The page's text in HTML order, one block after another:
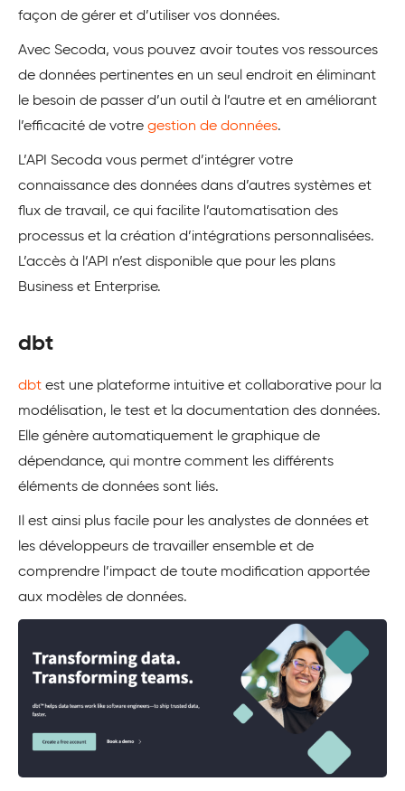
façon de gérer et d’utiliser vos données.
Avec Secoda, vous pouvez avoir toutes vos ressources
de données pertinentes en un seul endroit en éliminant
le besoin de passer d’un outil à l’autre et en améliorant
l’efficacité de votre gestion de données.
L’API Secoda vous permet d’intégrer votre
connaissance des données dans d’autres systèmes et
flux de travail, ce qui facilite l’automatisation des
processus et la création d’intégrations personnalisées.
L’accès à l’API n’est disponible que pour les plans
Business et Enterprise.
dbt
dbt est une plateforme intuitive et collaborative pour la
modélisation, le test et la documentation des données.
Elle génère automatiquement le graphique de
dépendance, qui montre comment les différents
éléments de données sont liés.
Il est ainsi plus facile pour les analystes de données et
les développeurs de travailler ensemble et de
comprendre l’impact de toute modification apportée
aux modèles de données.